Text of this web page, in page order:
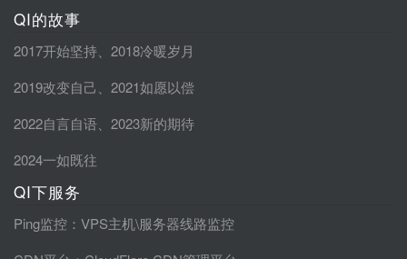
QI的故事
2017开始坚持
2018冷暖岁月
2019改变自己
2021如愿以偿
2022自言自语
2023新的期待
2024一如既往
QI下服务
Ping监控 ：VPS主机\服务器线路监控